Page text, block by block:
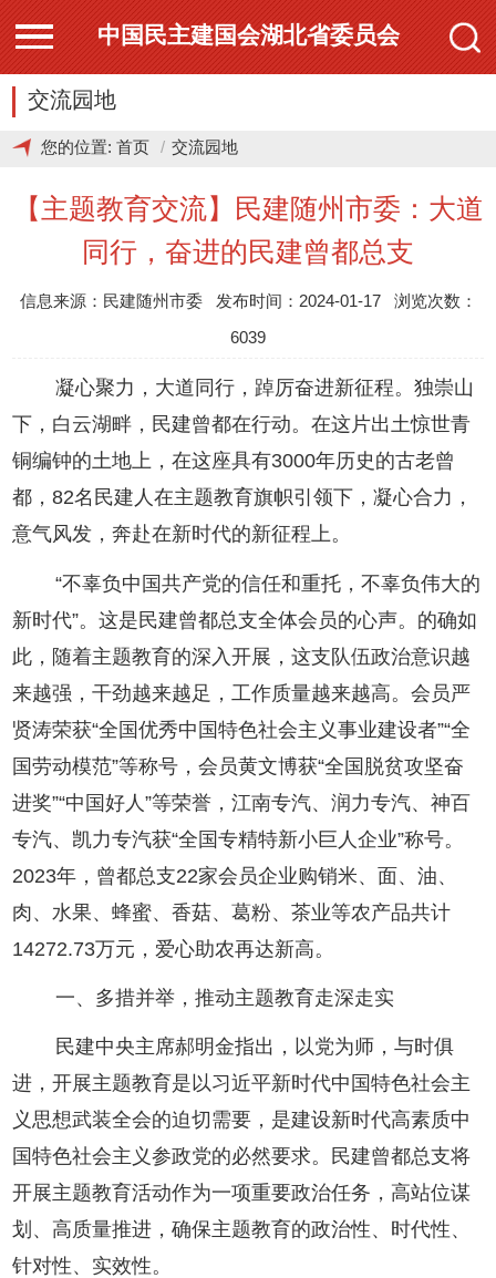
中国民主建国会湖北省委员会
交流园地
您的位置: 首页 交流园地
【主题教育交流】民建随州市委：大道
同行，奋进的民建曾都总支
信息来源：民建随州市委 发布时间：2024-01-17 浏览次数：
6039
凝心聚力，大道同行，踔厉奋进新征程。独崇山
下，白云湖畔，民建曾都在行动。在这片出土惊世青
铜编钟的土地上，在这座具有3000年历史的古老曾
都，82名民建人在主题教育旗帜引领下，凝心合力，
意气风发，奔赴在新时代的新征程上。
“不辜负中国共产党的信任和重托，不辜负伟大的
新时代”。这是民建曾都总支全体会员的心声。的确如
此，随着主题教育的深入开展，这支队伍政治意识越
来越强，干劲越来越足，工作质量越来越高。会员严
贤涛荣获“全国优秀中国特色社会主义事业建设者”“全
国劳动模范”等称号，会员黄文博获“全国脱贫攻坚奋
进奖”“中国好人”等荣誉，江南专汽、润力专汽、神百
专汽、凯力专汽获“全国专精特新小巨人企业”称号。
2023年，曾都总支22家会员企业购销米、面、油、
肉、水果、蜂蜜、香菇、葛粉、茶业等农产品共计
14272.73万元，爱心助农再达新高。
一、多措并举，推动主题教育走深走实
民建中央主席郝明金指出，以党为师，与时俱
进，开展主题教育是以习近平新时代中国特色社会主
义思想武装全会的迫切需要，是建设新时代高素质中
国特色社会主义参政党的必然要求。民建曾都总支将
开展主题教育活动作为一项重要政治任务，高站位谋
划、高质量推进，确保主题教育的政治性、时代性、
针对性、实效性。